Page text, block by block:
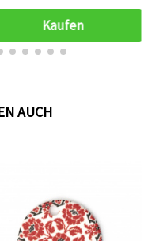
Kaufen
AUCH